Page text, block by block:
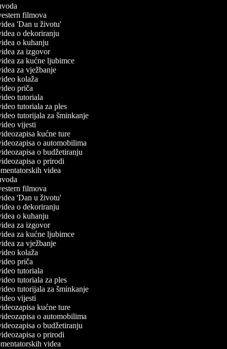
filmova
'Dan u životu'
o dekoriranju
o kuhanju
za izgovor
za kućne ljubimce
za vježbanje
kolaža
priča
tutoriala
tutoriala za ples
tutorijala za šminkanje
vijesti
kućne ture
o automobilima
o budžetiranju
o prirodi
videa
filmova
'Dan u životu'
o dekoriranju
o kuhanju
za izgovor
za kućne ljubimce
za vježbanje
kolaža
priča
tutoriala
tutoriala za ples
tutorijala za šminkanje
vijesti
kućne ture
o automobilima
o budžetiranju
o prirodi
videa